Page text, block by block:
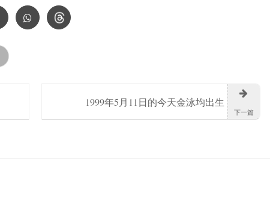
下一篇
1999年5月11日的今天金泳均出生